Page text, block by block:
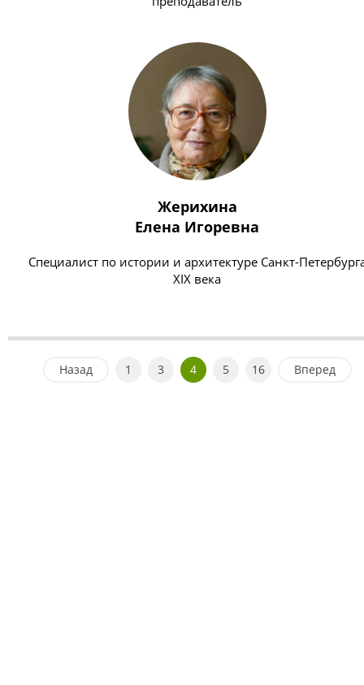
Жерихина
Елена Игоревна
Специалист по истории и архитектуре Санкт-
XIX века
Назад 1 3 4 5 16 Вперед